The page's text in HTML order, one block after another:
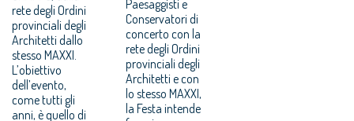
rete degli Ordini
provinciali degli
Architetti dallo
stesso MAXXI.
L’obiettivo
dell’evento,
come tutti gli
anni, è quello di
Paesaggisti e
Conservatori di
concerto con la
rete degli Ordini
provinciali degli
Architetti e con
lo stesso MAXXI,
la Festa intende